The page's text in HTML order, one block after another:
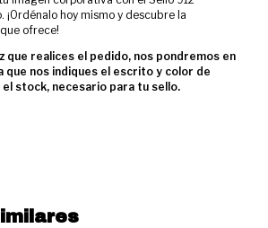
hoy mismo y descubre la
ofrece!
que realices el pedido, nos pondremos en
nos indiques el escrito y color de
el stock, necesario para tu sello.